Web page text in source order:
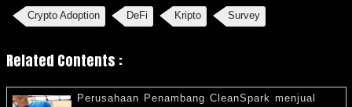
Crypto Adoption DeFi Kripto Survey
Related Contents :
Perusahaan Penambang CleanSpark menjual